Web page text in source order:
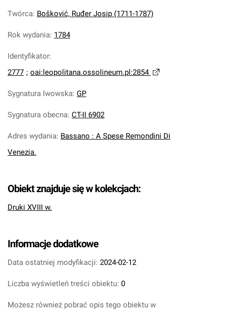
Twórca: Bošković, Ruđer Josip (1711-1787)
Rok wydania: 1784
Identyfikator:
2777 ; oai:leopolitana.ossolineum.pl:2854
Sygnatura lwowska: GP
Sygnatura obecna: CT-II 6902
Adres wydania: Bassano : A Spese Remondini Di
Venezia.
Obiekt znajduje się w kolekcjach:
Druki XVIII w.
Informacje dodatkowe
Data ostatniej modyfikacji: 2024-02-12
Liczba wyświetleń treści obiektu: 0
Możesz również pobrać opis tego obiektu w